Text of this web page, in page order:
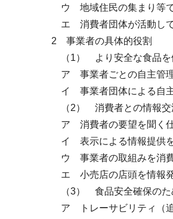
ウ 地域住民の集まり等
エ 消費者団体が活動して
2 事業者の具体的役割
（1） より安全な食品を
ア 事業者ごとの自主管
イ 事業者団体による自
（2） 消費者との情報交
ア 消費者の要望を聞く
イ 表示による情報提供
ウ 事業者の取組みを消
エ 小売店の店頭を情報
（3） 食品安全確保のた
ア トレーサビリティ（